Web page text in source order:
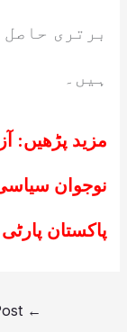
برتری
ہیں۔
مزید پڑھیں:
نوجوان
پاکستان
←